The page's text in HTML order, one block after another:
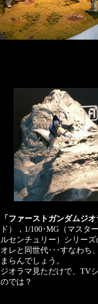
「ファーストガンダムジオ
ド），1/100･MG（マスタ
ルセンチュリー）シリー
オレと同世代･･･すなわち
まらんでしょう。
ジオラマ見ただけで、TV
のでは？